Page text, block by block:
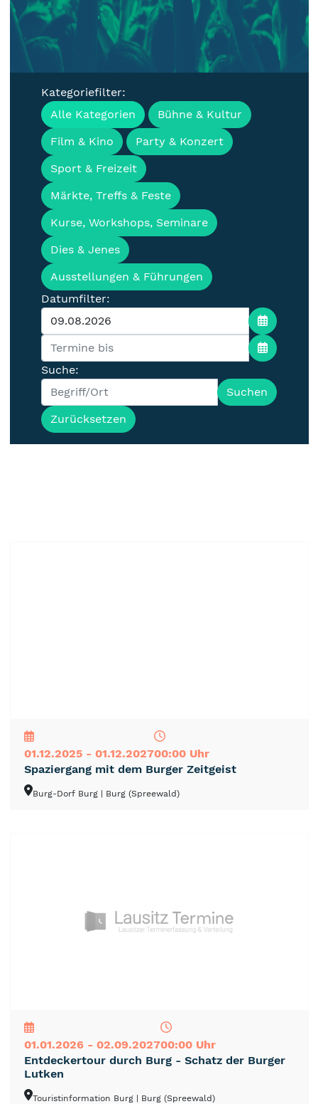
Veranstaltungen, Termine &
Events für die Lausitz
Kategoriefilter:
Alle Kategorien
Bühne & Kultur
Film & Kino
Party & Konzert
Sport & Freizeit
Märkte, Treffs & Feste
Kurse, Workshops, Seminare
Dies & Jenes
Ausstellungen & Führungen
Datumfilter:
Suche:
Suchen
Zurücksetzen
01.12.2025 - 01.12.202700:00 Uhr
Spaziergang mit dem Burger Zeitgeist
Burg-Dorf Burg | Burg (Spreewald)
01.01.2026 - 02.09.202700:00 Uhr
Entdeckertour durch Burg - Schatz der Burger
Lutken
Touristinformation Burg | Burg (Spreewald)